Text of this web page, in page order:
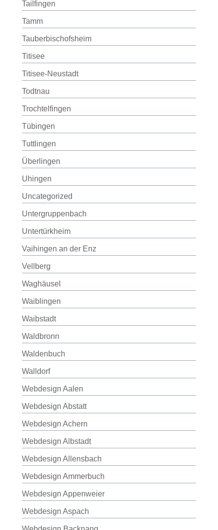
Tailfingen
Tamm
Tauberbischofsheim
Titisee
Titisee-Neustadt
Todtnau
Trochtelfingen
Tübingen
Tuttlingen
Überlingen
Uhingen
Uncategorized
Untergruppenbach
Untertürkheim
Vaihingen an der Enz
Vellberg
Waghäusel
Waiblingen
Waibstadt
Waldbronn
Waldenbuch
Walldorf
Webdesign Aalen
Webdesign Abstatt
Webdesign Achern
Webdesign Albstadt
Webdesign Allensbach
Webdesign Ammerbuch
Webdesign Appenweier
Webdesign Aspach